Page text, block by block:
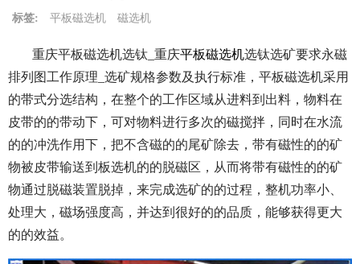
标签: 平板磁选机 磁选机
重庆平板磁选机选钛_重庆平板磁选机选钛选矿要求永磁
排列图工作原理_选矿规格参数及执行标准，平板磁选机采用
的带式分选结构，在整个的工作区域从进料到出料，物料在
皮带的的带动下，可对物料进行多次的磁搅拌，同时在水流
的的冲洗作用下，把不含磁的的尾矿除去，带有磁性的的矿
物被皮带输送到板选机的的脱磁区，从而将带有磁性的的矿
物通过脱磁装置脱掉，来完成选矿的的过程，整机功率小、
处理大，磁场强度高，并达到很好的的品质，能够获得更大
的的效益。